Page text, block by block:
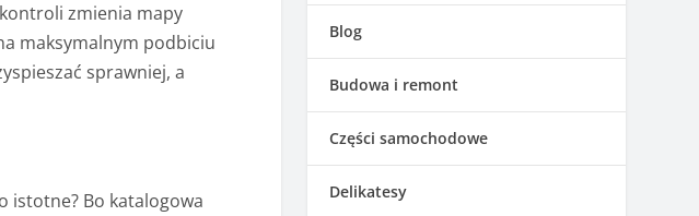
zmienia mapy
maksymalnym podbiciu
sprawniej, a
istotne? Bo katalogowa
Blog
Budowa i remont
Części samochodowe
Delikatesy